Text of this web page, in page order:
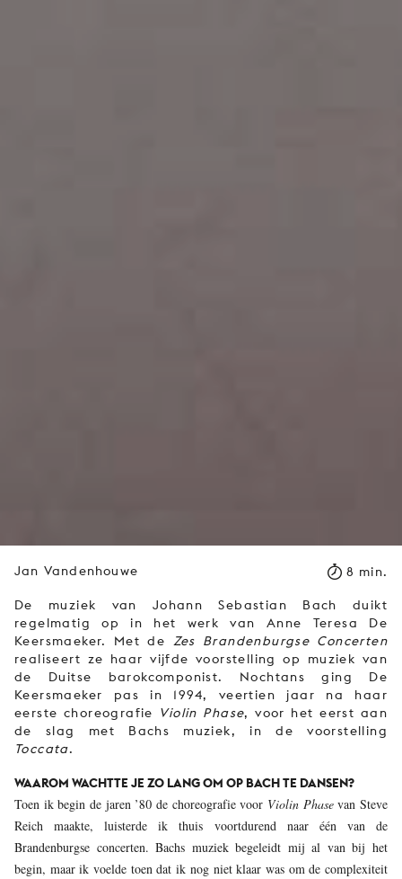
Jan Vandenhouwe 8 min.
De muziek van Johann Sebastian Bach duikt
regelmatig op in het werk van Anne Teresa De
Keersmaeker. Met de Zes Brandenburgse Concerten
realiseert ze haar vijfde voorstelling op muziek van
de Duitse barokcomponist. Nochtans ging De
Keersmaeker pas in 1994, veertien jaar na haar
eerste choreografie
Violin Phase, voor het eerst aan
de slag met Bachs muziek, in de voorstelling
Toccata.
WAAROM WACHTTE JE ZO LANG OM OP BACH TE DANSEN?
Toen ik begin de jaren ’80 de choreografie voor Violin Phasevan Steve
Reich maakte, luisterde ik thuis voortdurend naar één van de
Brandenburgse concerten. Bachs muziek begeleidt mij al van bij het
begin, maar ik voelde toen dat ik nog niet klaar was om de complexiteit